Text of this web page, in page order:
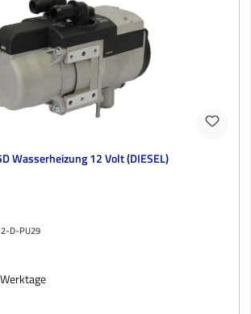
Wasserheizung 12 Volt (DIESEL)
D-PU29